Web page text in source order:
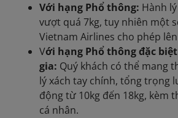
Với hạng Phổ thông: Hành
vượt quá 7kg, tuy nhiên một
Vietnam Airlines cho phép
Với hạng Phổ thông đặc
gia: Quý khách có thể mang
lý xách tay chính, tổng trọng
động từ 10kg đến 18kg, kèm
cá nhân.